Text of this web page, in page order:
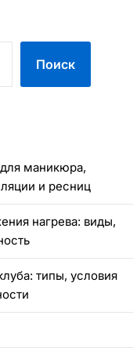
Поиск
маникюра,
и ресниц
нагрева: виды,
типы, условия